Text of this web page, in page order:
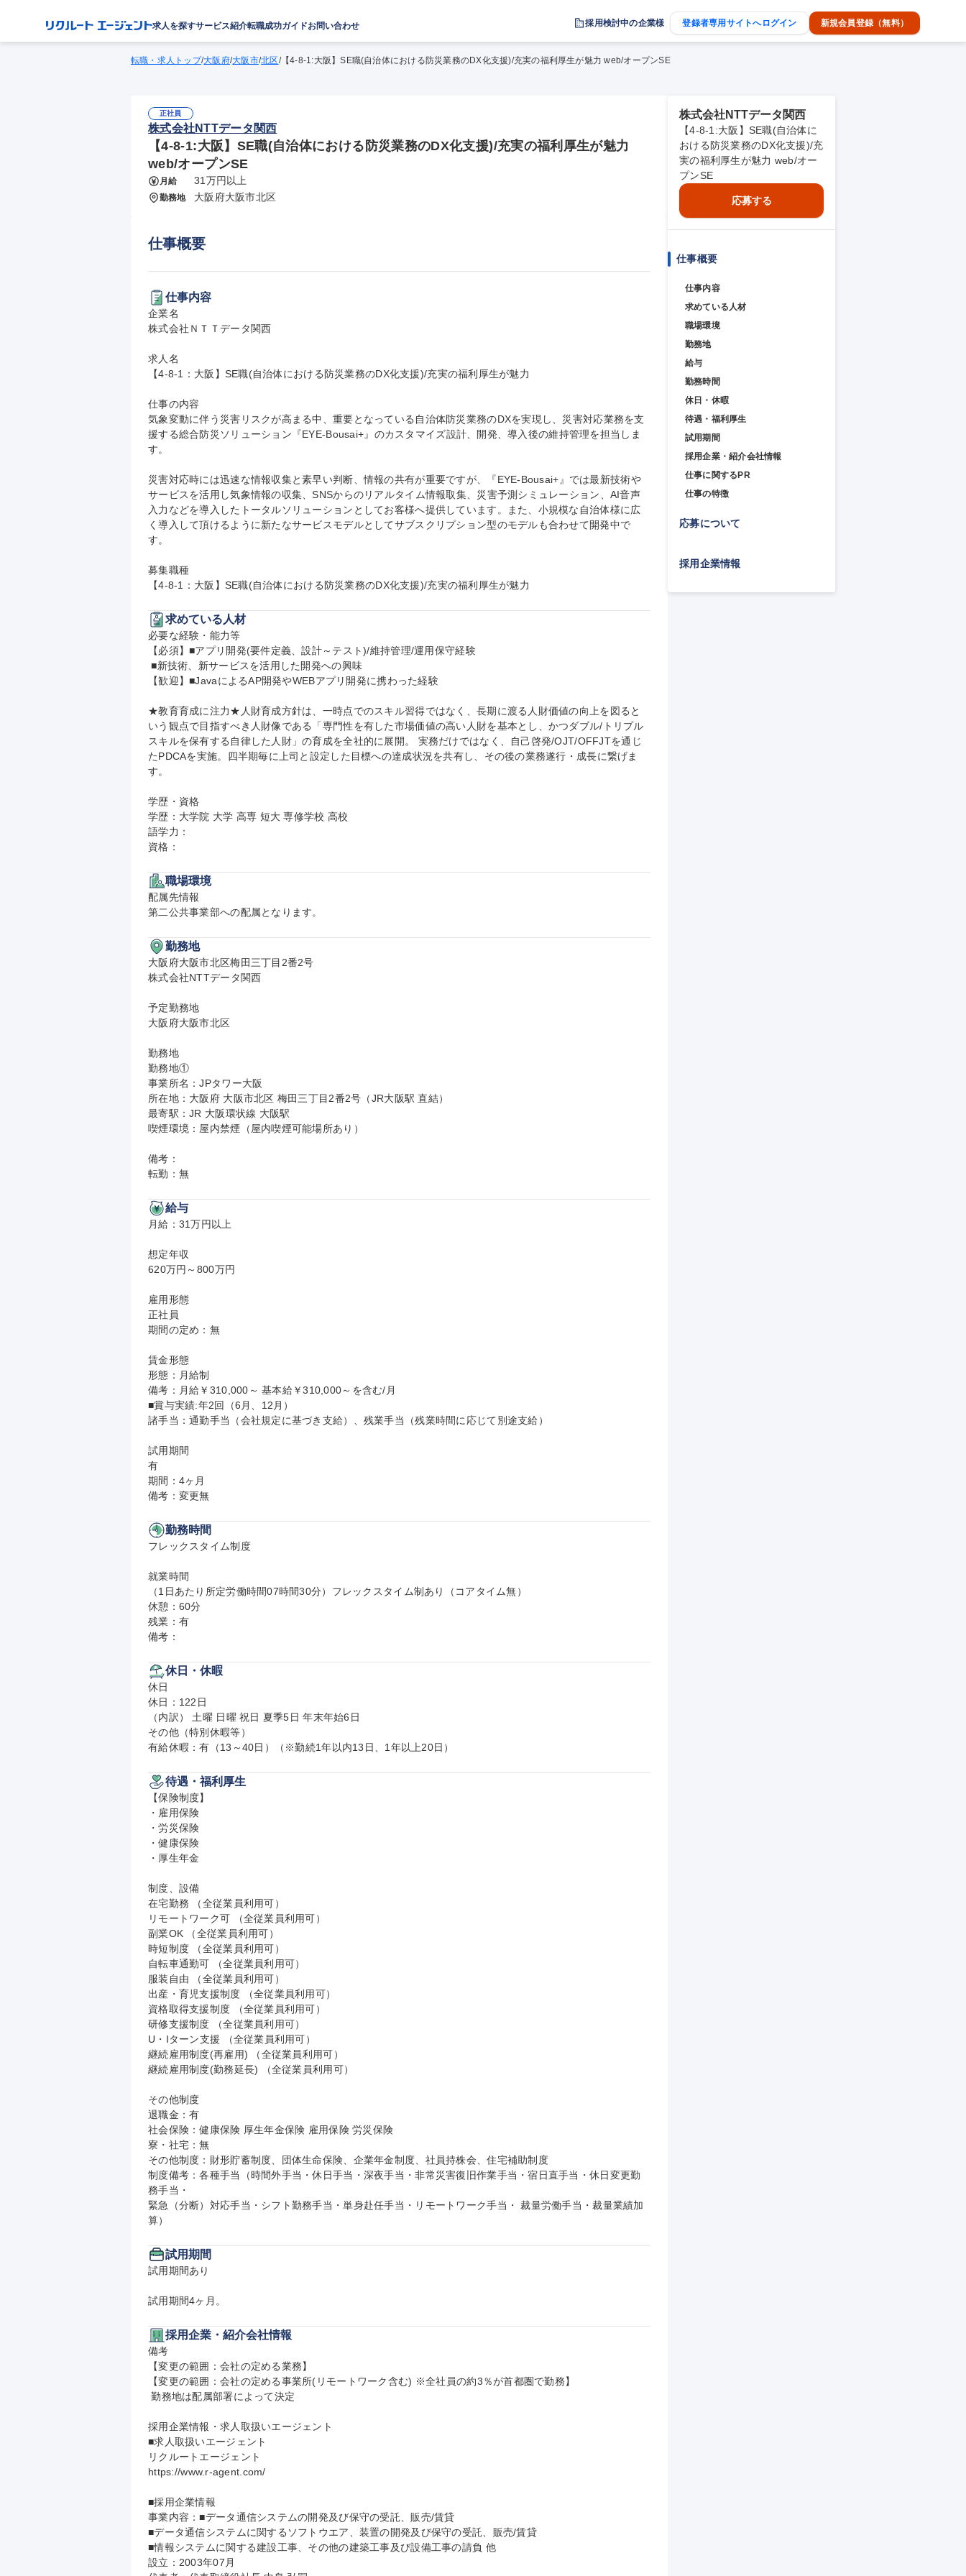
求人を探すサービス紹介転職成功ガイドお問い合わせ 採用検討中の企業様 登録者専用サイトへログイン 新規会員登録（無料）
転職・求人トップ/大阪府/大阪市/北区/【4-8-1:大阪】SE職(自治体における防災業務のDX化支援)/充実の福利厚生が魅力 web/オープンSE
正社員
株式会社NTTデータ関西
【4-8-1:大阪】SE職(自治体における防災業務のDX化支援)/充実の福利厚生が魅力
web/オープンSE
月給 31万円以上
勤務地 大阪府大阪市北区
仕事概要
仕事内容
企業名
株式会社ＮＴＴデータ関西
求人名
【4-8-1：大阪】SE職(自治体における防災業務のDX化支援)/充実の福利厚生が魅力
仕事の内容
気象変動に伴う災害リスクが高まる中、重要となっている自治体防災業務のDXを実現し、災害対応業務を支
援する総合防災ソリューション『EYE-Bousai+』のカスタマイズ設計、開発、導入後の維持管理を担当しま
す。
災害対応時には迅速な情報収集と素早い判断、情報の共有が重要ですが、『EYE-Bousai+』では最新技術や
サービスを活用し気象情報の収集、SNSからのリアルタイム情報取集、災害予測シミュレーション、AI音声
入力などを導入したトータルソリューションとしてお客様へ提供しています。また、小規模な自治体様に広
く導入して頂けるように新たなサービスモデルとしてサブスクリプション型のモデルも合わせて開発中で
す。
募集職種
【4-8-1：大阪】SE職(自治体における防災業務のDX化支援)/充実の福利厚生が魅力
求めている人材
必要な経験・能力等
【必須】■アプリ開発(要件定義、設計～テスト)/維持管理/運用保守経験
■新技術、新サービスを活用した開発への興味
【歓迎】■JavaによるAP開発やWEBアプリ開発に携わった経験
★教育育成に注力★人財育成方針は、一時点でのスキル習得ではなく、長期に渡る人財価値の向上を図ると
いう観点で目指すべき人財像である「専門性を有した市場価値の高い人財を基本とし、かつダブル/トリプル
スキルを保有する自律した人財」の育成を全社的に展開。 実務だけではなく、自己啓発/OJT/OFFJTを通じ
たPDCAを実施。四半期毎に上司と設定した目標への達成状況を共有し、その後の業務遂行・成長に繋げま
す。
学歴・資格
学歴：大学院 大学 高専 短大 専修学校 高校
語学力：
資格：
職場環境
配属先情報
第二公共事業部への配属となります。
勤務地
大阪府大阪市北区梅田三丁目2番2号
株式会社NTTデータ関西
予定勤務地
大阪府大阪市北区
勤務地
勤務地①
事業所名：JPタワー大阪
所在地：大阪府 大阪市北区 梅田三丁目2番2号（JR大阪駅 直結）
最寄駅：JR 大阪環状線 大阪駅
喫煙環境：屋内禁煙（屋内喫煙可能場所あり）
備考：
転勤：無
給与
月給：31万円以上
想定年収
620万円～800万円
雇用形態
正社員
期間の定め：無
賃金形態
形態：月給制
備考：月給￥310,000～ 基本給￥310,000～を含む/月
■賞与実績:年2回（6月、12月）
諸手当：通勤手当（会社規定に基づき支給）、残業手当（残業時間に応じて別途支給）
試用期間
有
期間：4ヶ月
備考：変更無
勤務時間
フレックスタイム制度
就業時間
（1日あたり所定労働時間07時間30分）フレックスタイム制あり（コアタイム無）
休憩：60分
残業：有
備考：
休日・休暇
休日
休日：122日
（内訳） 土曜 日曜 祝日 夏季5日 年末年始6日
その他（特別休暇等）
有給休暇：有（13～40日）（※勤続1年以内13日、1年以上20日）
待遇・福利厚生
【保険制度】
・雇用保険
・労災保険
・健康保険
・厚生年金
制度、設備
在宅勤務 （全従業員利用可）
リモートワーク可 （全従業員利用可）
副業OK （全従業員利用可）
時短制度 （全従業員利用可）
自転車通勤可 （全従業員利用可）
服装自由 （全従業員利用可）
出産・育児支援制度 （全従業員利用可）
資格取得支援制度 （全従業員利用可）
研修支援制度 （全従業員利用可）
U・Iターン支援 （全従業員利用可）
継続雇用制度(再雇用) （全従業員利用可）
継続雇用制度(勤務延長) （全従業員利用可）
その他制度
退職金：有
社会保険：健康保険 厚生年金保険 雇用保険 労災保険
寮・社宅：無
その他制度：財形貯蓄制度、団体生命保険、企業年金制度、社員持株会、住宅補助制度
制度備考：各種手当（時間外手当・休日手当・深夜手当・非常災害復旧作業手当・宿日直手当・休日変更勤
務手当・
緊急（分断）対応手当・シフト勤務手当・単身赴任手当・リモートワーク手当・ 裁量労働手当・裁量業績加
算）
試用期間
試用期間あり
試用期間4ヶ月。
採用企業・紹介会社情報
備考
【変更の範囲：会社の定める業務】
【変更の範囲：会社の定める事業所(リモートワーク含む) ※全社員の約3％が首都圏で勤務】
勤務地は配属部署によって決定
採用企業情報・求人取扱いエージェント
■求人取扱いエージェント
リクルートエージェント
https://www.r-agent.com/
■採用企業情報
事業内容：■データ通信システムの開発及び保守の受託、販売/賃貸
■データ通信システムに関するソフトウエア、装置の開発及び保守の受託、販売/賃貸
■情報システムに関する建設工事、その他の建築工事及び設備工事の請負 他
設立：2003年07月
株式会社NTTデータ関西
【4-8-1:大阪】SE職(自治体に
おける防災業務のDX化支援)/充
実の福利厚生が魅力 web/オー
プンSE
応募する
仕事概要
仕事内容
求めている人材
職場環境
勤務地
給与
勤務時間
休日・休暇
待遇・福利厚生
試用期間
採用企業・紹介会社情報
仕事に関するPR
仕事の特徴
応募について
採用企業情報